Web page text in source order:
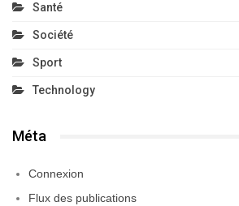
Santé
Société
Sport
Technology
Méta
Connexion
Flux des publications